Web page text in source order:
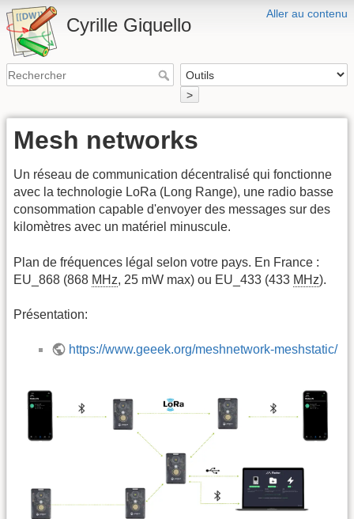
Aller au contenu
Cyrille Giquello
>
Mesh networks
Un réseau de communication décentralisé qui fonctionne
avec la technologie LoRa (Long Range), une radio basse
consommation capable d'envoyer des messages sur des
kilomètres avec un matériel minuscule.
Plan de fréquences légal selon votre pays. En France :
EU_868 (868 MHz, 25 mW max) ou EU_433 (433 MHz).
Présentation:
https://www.geeek.org/meshnetwork-meshstatic/